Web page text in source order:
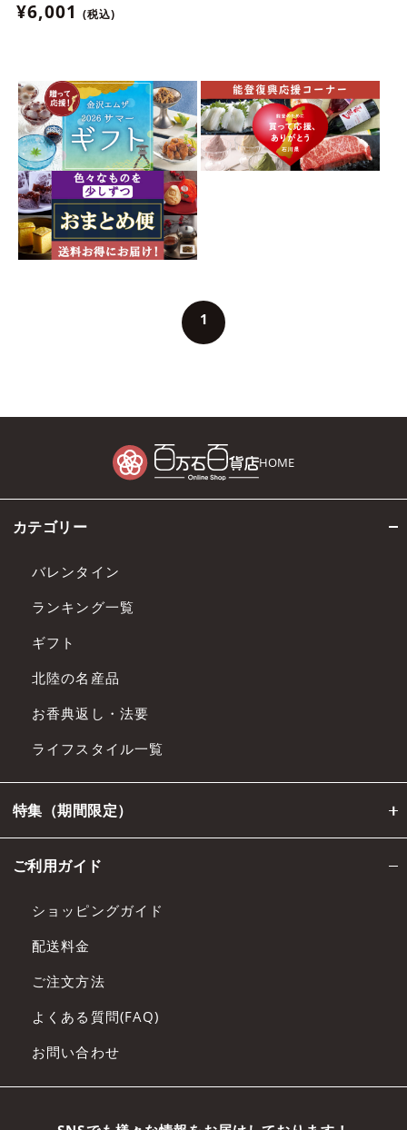
¥6,001 (税込)
1
HOME
カテゴリー
バレンタイン
ランキング一覧
ギフト
北陸の名産品
お香典返し・法要
ライフスタイル一覧
特集（期間限定）
ご利用ガイド
ショッピングガイド
配送料金
ご注文方法
よくある質問(FAQ)
お問い合わせ